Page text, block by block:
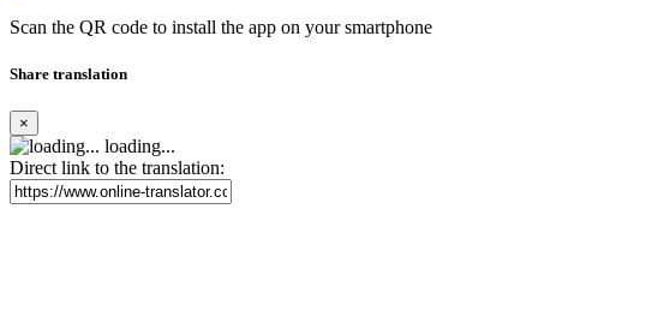
Scan the QR code to install the app on your smartphone
Share translation
×
loading...
Direct link to the translation: